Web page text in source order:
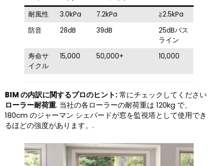
耐風性 3.0kPa 7.2kPa
≧2.5kPa
防音
28dB 39dB
25dBパス
ライン
寿命サ
イクル
15,000 50,000+ 10,000
BIM の内訳に関するプロのヒント:常にチェックしてください
ローラー耐荷重. 当社の各ローラーの耐荷重は 120kg で、
180cm のジャーマン シェパードが窓を監視塔として使用でき
るほどの強度があります。.